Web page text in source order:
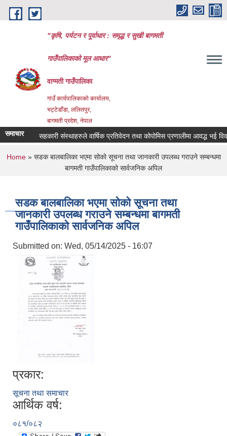
Skip to main content
"कृषि, पर्यटन र पूर्वाधार : समृद्ध र सुखी बागमती
गाउँपालिकाको मूल आधार"
वाग्मती गाउँपालिका
गाउँ कार्यपालिकाको कार्यालय,
भट्टेडाँडा, ललितपुर,
बागमती प्रदेश, नेपाल
समाचार सहकारी संस्थाहरुले वार्षिक प्रतिवेदन तथा कोपोमिस प्रणालीमा आवद्ध भई
You are here
Home» सडक बालबालिका भएमा सोको सूचना तथा जानकारी उपलब्ध गराउने सम्बन्धमा
बागमती गाउँपालिकाको सार्वजनिक अपिल
सडक बालबालिका भएमा सोको सूचना तथा
जानकारी उपलब्ध गराउने सम्बन्धमा बागमती
गाउँपालिकाको सार्वजनिक अपिल
Submitted on: Wed, 05/14/2025 - 16:07
प्रकार:
सूचना तथा समाचार
आर्थिक वर्ष:
०८१/०८२